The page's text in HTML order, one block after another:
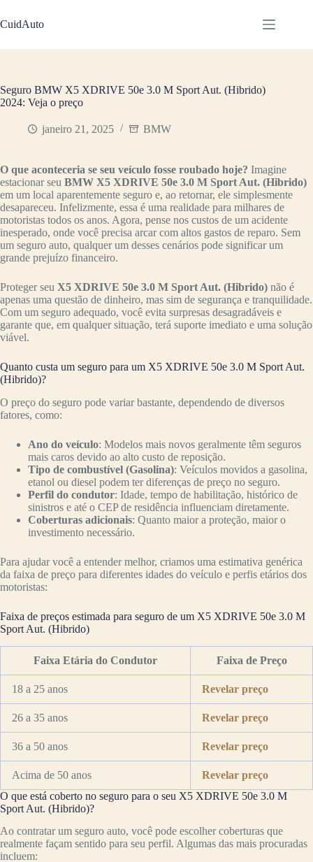
para
o
CuidAuto
Seguro BMW X5 XDRIVE 50e 3.0 M Sport Aut. (Hibrido)
2024: Veja o preço
janeiro 21, 2025 BMW
O que aconteceria se seu veículo fosse roubado hoje? Imagine
estacionar seu BMW X5 XDRIVE 50e 3.0 M Sport Aut. (Hibrido)
em um local aparentemente seguro e, ao retornar, ele simplesmente
desapareceu. Infelizmente, essa é uma realidade para milhares de
motoristas todos os anos. Agora, pense nos custos de um acidente
inesperado, onde você precisa arcar com altos gastos de reparo. Sem
um seguro auto, qualquer um desses cenários pode significar um
grande prejuízo financeiro.
Proteger seu X5 XDRIVE 50e 3.0 M Sport Aut. (Hibrido) não é
apenas uma questão de dinheiro, mas sim de segurança e tranquilidade.
Com um seguro adequado, você evita surpresas desagradáveis e
garante que, em qualquer situação, terá suporte imediato e uma solução
viável.
Quanto custa um seguro para um X5 XDRIVE 50e 3.0 M Sport Aut.
(Hibrido)?
O preço do seguro pode variar bastante, dependendo de diversos
fatores, como:
Ano do veículo: Modelos mais novos geralmente têm seguros
mais caros devido ao alto custo de reposição.
Tipo de combustível (Gasolina): Veículos movidos a gasolina,
etanol ou diesel podem ter diferenças de preço no seguro.
Perfil do condutor: Idade, tempo de habilitação, histórico de
sinistros e até o CEP de residência influenciam diretamente.
Coberturas adicionais: Quanto maior a proteção, maior o
investimento necessário.
Para ajudar você a entender melhor, criamos uma estimativa genérica
da faixa de preço para diferentes idades do veículo e perfis etários dos
motoristas:
Faixa de preços estimada para seguro de um X5 XDRIVE 50e 3.0 M
Sport Aut. (Hibrido)
Faixa Etária do Condutor Faixa de Preço
18 a 25 anos Revelar preço
26 a 35 anos Revelar preço
36 a 50 anos Revelar preço
Acima de 50 anos
Revelar preço
O que está coberto no seguro para o seu X5 XDRIVE 50e 3.0 M
Sport Aut. (Hibrido)?
Ao contratar um seguro auto, você pode escolher coberturas que
realmente façam sentido para seu perfil. Algumas das mais procuradas
incluem: